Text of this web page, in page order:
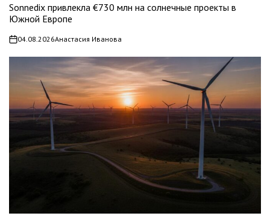
Sonnedix привлекла €730 млн на солнечные проекты в
Южной Европе
on04.08.2026Анастасия Иванова